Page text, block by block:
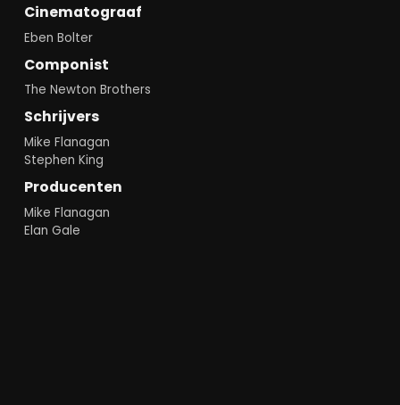
Cinematograaf
Eben Bolter
Componist
The Newton Brothers
Schrijvers
Mike Flanagan
Stephen King
Producenten
Mike Flanagan
Elan Gale